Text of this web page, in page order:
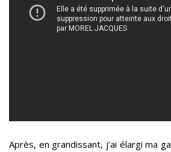
Après, en grandissant, j’ai élargi ma